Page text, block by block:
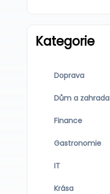
Kategorie
Doprava
Dům a zahrada
Finance
Gastronomie
IT
Krása